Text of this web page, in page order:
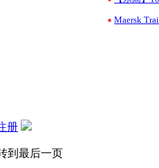
• Maersk
册
到最后一页